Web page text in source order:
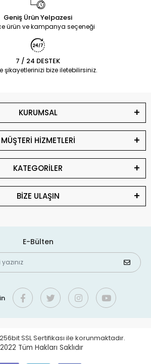
Geniş Ürün Yelpazesi
ürün ve kampanya seçeneği
7 / 24 DESTEK
şikayetlerinizi bize iletebilirsiniz.
KURUMSAL
MÜŞTERİ HİZMETLERİ
KATEGORİLER
BİZE ULAŞIN
E-Bülten
SSL Sertifikası ile korunmaktadır.
Tüm Hakları Saklıdır